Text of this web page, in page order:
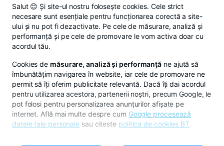
Poți renunța oricând,vezi detalii-
opens
in
a
new
.
Privacy Hub- opens in a new tab
Politica de confidențialitate- opens in a new
Politica de cookies
© Copyright 2026 Banca Transilvania. Toate drepturile
rezervate.
Salut 😊 Și site-ul nostru folosește cookies. Cele strict
necesare sunt esențiale pentru funcționarea corectă a site-
ului și nu pot fi dezactivate. Pe cele de măsurare, analiză și
performanță și pe cele de promovare le vom activa doar cu
acordul tău.
Cookies de măsurare, analiză și performanță ne ajută să
îmbunătățim navigarea în website, iar cele de promovare ne
permit să îți oferim publicitate relevantă. Dacă îți dai acordul
pentru utilizarea acestora, partenerii noștri, precum Google, le
pot folosi pentru personalizarea anunțurilor afișate pe
internet. Află mai multe despre cum Google procesează
datele tale personale sau citeste politica de cookies BT.